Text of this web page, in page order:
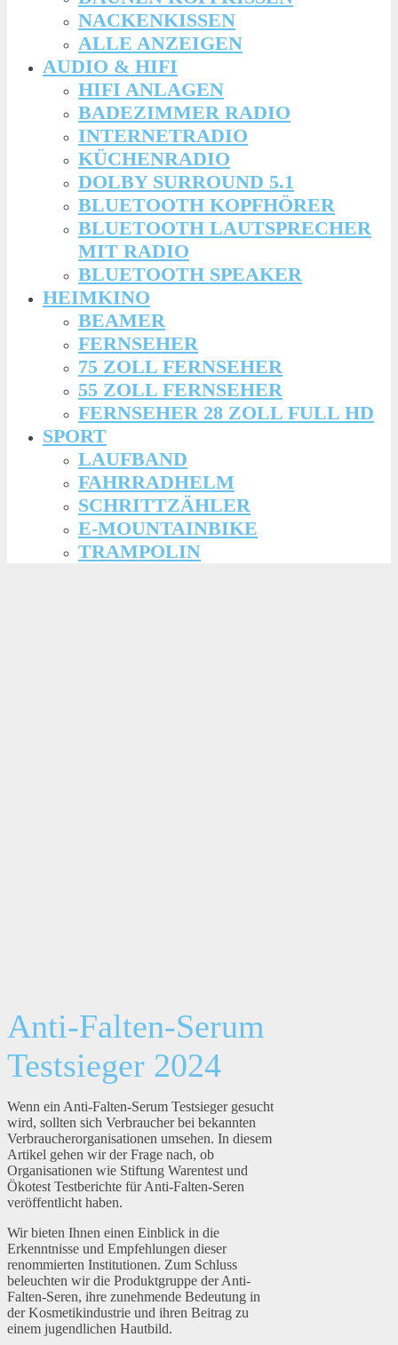
NACKENKISSEN
ALLE ANZEIGEN
AUDIO & HIFI
HIFI ANLAGEN
BADEZIMMER RADIO
INTERNETRADIO
KÜCHENRADIO
DOLBY SURROUND 5.1
BLUETOOTH KOPFHÖRER
BLUETOOTH LAUTSPRECHER
MIT RADIO
BLUETOOTH SPEAKER
HEIMKINO
BEAMER
FERNSEHER
75 ZOLL FERNSEHER
55 ZOLL FERNSEHER
FERNSEHER 28 ZOLL FULL HD
SPORT
LAUFBAND
FAHRRADHELM
SCHRITTZÄHLER
E-MOUNTAINBIKE
TRAMPOLIN
Anti-Falten-Serum
Testsieger 2024
Wenn ein Anti-Falten-Serum Testsieger gesucht
wird, sollten sich Verbraucher bei bekannten
Verbraucherorganisationen umsehen. In diesem
Artikel gehen wir der Frage nach, ob
Organisationen wie Stiftung Warentest und
Ökotest Testberichte für Anti-Falten-Seren
veröffentlicht haben.
Wir bieten Ihnen einen Einblick in die
Erkenntnisse und Empfehlungen dieser
renommierten Institutionen. Zum Schluss
beleuchten wir die Produktgruppe der Anti-
Falten-Seren, ihre zunehmende Bedeutung in
der Kosmetikindustrie und ihren Beitrag zu
einem jugendlichen Hautbild.